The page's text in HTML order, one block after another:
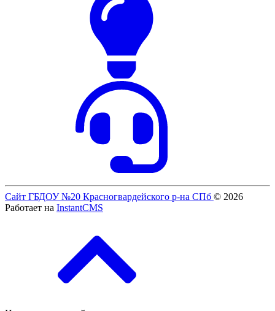
Сайт ГБДОУ №20 Красногвардейского р-на СПб © 2026
Работает на InstantCMS